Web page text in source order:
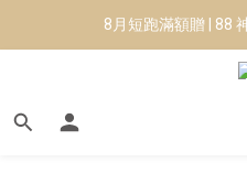
8月短跑滿額贈 | 88
8月短跑滿額贈 | 88
✨CURARING-韓國多功能
Manduka-跟著青蛙